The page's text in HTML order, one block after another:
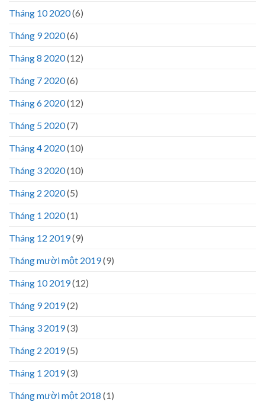
Tháng 10 2020(6)
Tháng 9 2020(6)
Tháng 8 2020(12)
Tháng 7 2020(6)
Tháng 6 2020(12)
Tháng 5 2020(7)
Tháng 4 2020(10)
Tháng 3 2020(10)
Tháng 2 2020(5)
Tháng 1 2020(1)
Tháng 12 2019(9)
Tháng mười một 2019(9)
Tháng 10 2019(12)
Tháng 9 2019(2)
Tháng 3 2019(3)
Tháng 2 2019(5)
Tháng 1 2019(3)
Tháng mười một 2018 (1)